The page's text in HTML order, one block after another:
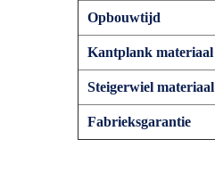
Opbouwtijd
Kantplank materiaal
Steigerwiel materiaal
Fabrieksgarantie